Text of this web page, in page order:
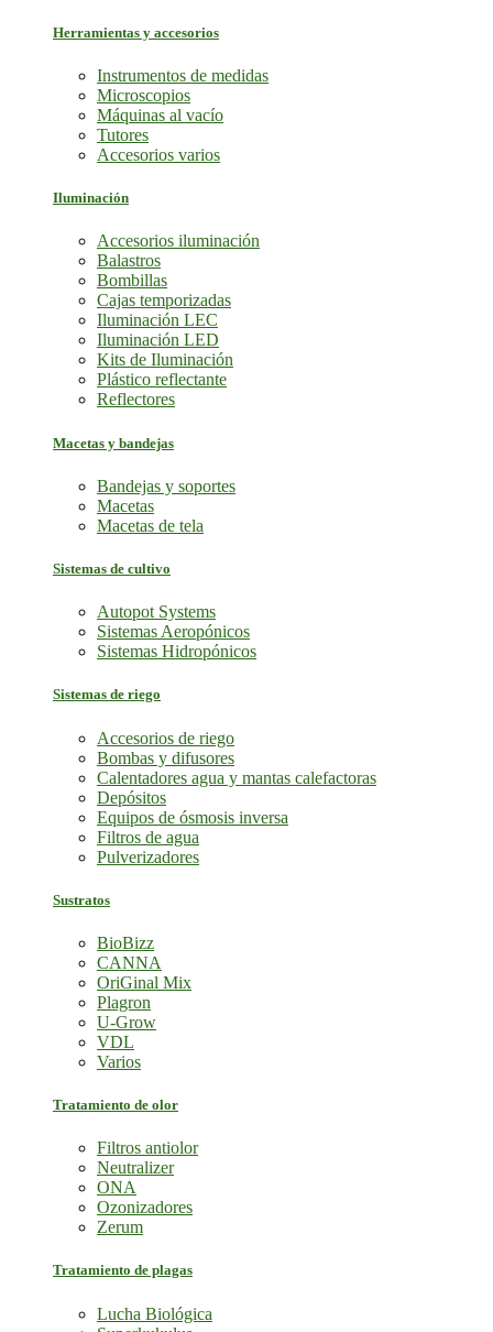
Herramientas y accesorios
Instrumentos de medidas
Microscopios
Máquinas al vacío
Tutores
Accesorios varios
Iluminación
Accesorios iluminación
Balastros
Bombillas
Cajas temporizadas
Iluminación LEC
Iluminación LED
Kits de Iluminación
Plástico reflectante
Reflectores
Macetas y bandejas
Bandejas y soportes
Macetas
Macetas de tela
Sistemas de cultivo
Autopot Systems
Sistemas Aeropónicos
Sistemas Hidropónicos
Sistemas de riego
Accesorios de riego
Bombas y difusores
Calentadores agua y mantas calefactoras
Depósitos
Equipos de ósmosis inversa
Filtros de agua
Pulverizadores
Sustratos
BioBizz
CANNA
OriGinal Mix
Plagron
U-Grow
VDL
Varios
Tratamiento de olor
Filtros antiolor
Neutralizer
ONA
Ozonizadores
Zerum
Tratamiento de plagas
Lucha Biológica